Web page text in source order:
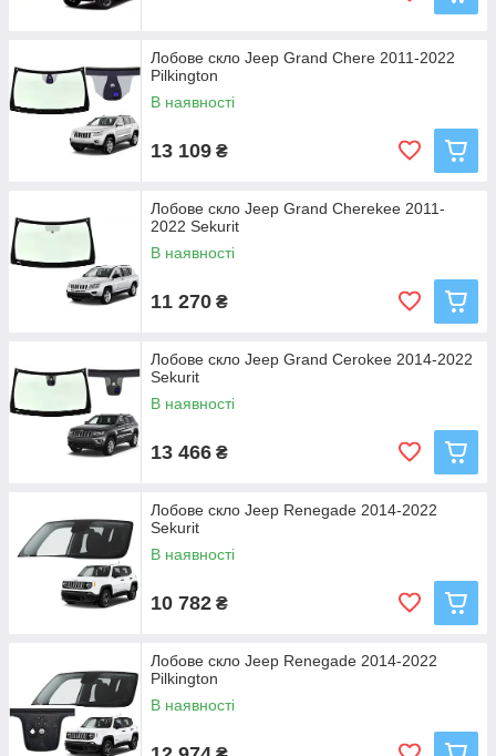
Лобове скло Jeep Grand Chere 2011-2022
Pilkington
В наявності
13 109 ₴
Лобове скло Jeep Grand Cherekee 2011-
2022 Sekurit
В наявності
11 270 ₴
Лобове скло Jeep Grand Cerokee 2014-2022
Sekurit
В наявності
13 466 ₴
Лобове скло Jeep Renegade 2014-2022
Sekurit
В наявності
10 782 ₴
Лобове скло Jeep Renegade 2014-2022
Pilkington
В наявності